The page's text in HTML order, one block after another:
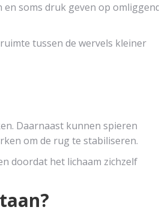
soms druk geven op
tussen de wervels kleiner
Daarnaast kunnen spieren
om de rug te stabiliseren.
doordat het lichaam zichzelf